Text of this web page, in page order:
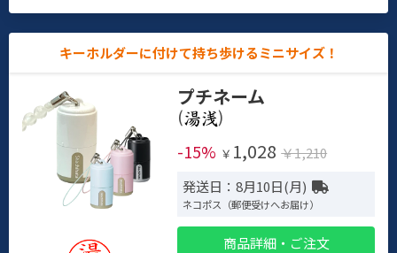
キーホルダーに付けて持ち歩けるミニサイズ！
プチネーム
(
)
-15% ￥ 1,028 ￥1,210
発送日：8月10日(月)
ネコポス（郵便受けへお届け）
商品詳細・ご注文